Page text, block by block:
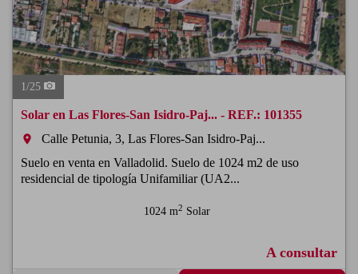
1/25
Solar en Las Flores-San Isidro-Paj... - REF.: 101355
room
Calle Petunia, 3, Las Flores-San Isidro-Paj...
Suelo en venta en Valladolid. Suelo de 1024 m2 de uso
residencial de tipología Unifamiliar (UA2...
1024 m2 Solar
A consultar